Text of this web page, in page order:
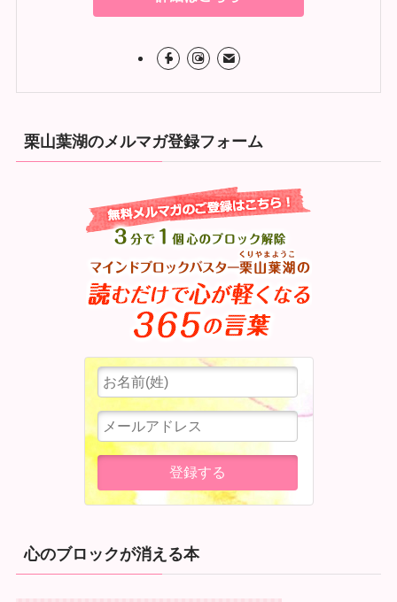
栗山葉湖のメルマガ登録フォーム
心のブロックが消える本